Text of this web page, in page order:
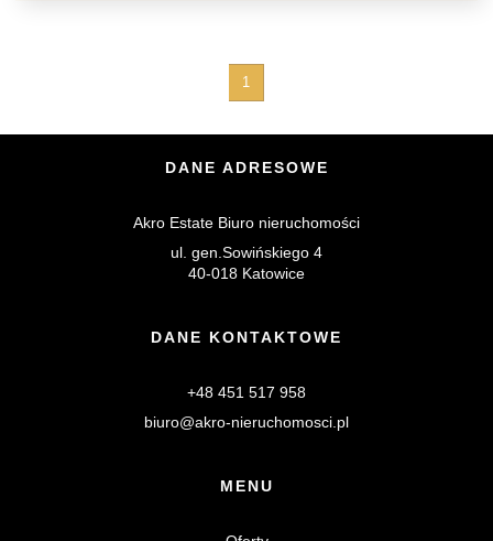
1
DANE ADRESOWE
Akro Estate Biuro nieruchomości
ul. gen.Sowińskiego 4
40-018 Katowice
DANE KONTAKTOWE
+48 451 517 958
biuro@akro-nieruchomosci.pl
MENU